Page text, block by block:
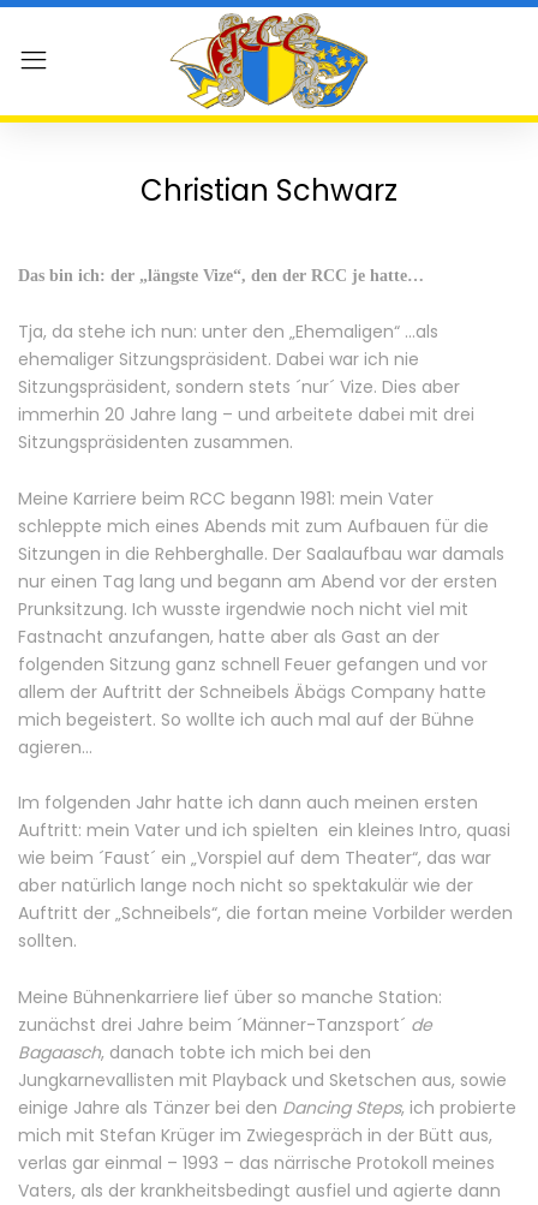
Christian Schwarz
Das bin ich: der „längste Vize“, den der RCC je hatte…
Tja, da stehe ich nun: unter den „Ehemaligen“ …als
ehemaliger Sitzungspräsident. Dabei war ich nie
Sitzungspräsident, sondern stets ´nur´ Vize. Dies aber
immerhin 20 Jahre lang – und arbeitete dabei mit drei
Sitzungspräsidenten zusammen.
Meine Karriere beim RCC begann 1981: mein Vater
schleppte mich eines Abends mit zum Aufbauen für die
Sitzungen in die Rehberghalle. Der Saalaufbau war damals
nur einen Tag lang und begann am Abend vor der ersten
Prunksitzung. Ich wusste irgendwie noch nicht viel mit
Fastnacht anzufangen, hatte aber als Gast an der
folgenden Sitzung ganz schnell Feuer gefangen und vor
allem der Auftritt der Schneibels Äbägs Company hatte
mich begeistert. So wollte ich auch mal auf der Bühne
agieren…
Im folgenden Jahr hatte ich dann auch meinen ersten
Auftritt: mein Vater und ich spielten ein kleines Intro, quasi
wie beim ´Faust´ ein „Vorspiel auf dem Theater“, das war
aber natürlich lange noch nicht so spektakulär wie der
Auftritt der „Schneibels“, die fortan meine Vorbilder werden
sollten.
Meine Bühnenkarriere lief über so manche Station:
zunächst drei Jahre beim ´Männer-Tanzsport´ de
Bagaasch, danach tobte ich mich bei den
Jungkarnevallisten mit Playback und Sketschen aus, sowie
einige Jahre als Tänzer bei den Dancing Steps, ich probierte
mich mit Stefan Krüger im Zwiegespräch in der Bütt aus,
verlas gar einmal – 1993 – das närrische Protokoll meines
Vaters, als der krankheitsbedingt ausfiel und agierte dann